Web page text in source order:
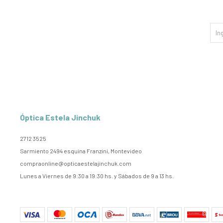
Óptica Estela Jinchuk
2712 3525
Sarmiento 2494 esquina Franzini, Montevideo
compraonline@opticaestelajinchuk.com
Lunes a Viernes de 9:30 a 19:30 hs. y Sábados de 9 a 13 hs.